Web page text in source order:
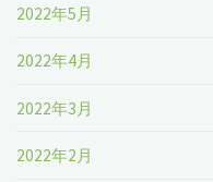
2022年5月
2022年4月
2022年3月
2022年2月